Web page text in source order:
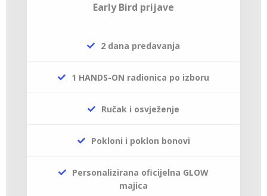
Early Bird prijave
2 dana predavanja
1 HANDS-ON radionica po izboru
Ručak i osvježenje
Pokloni i poklon bonovi
Personalizirana oficijelna GLOW
majica